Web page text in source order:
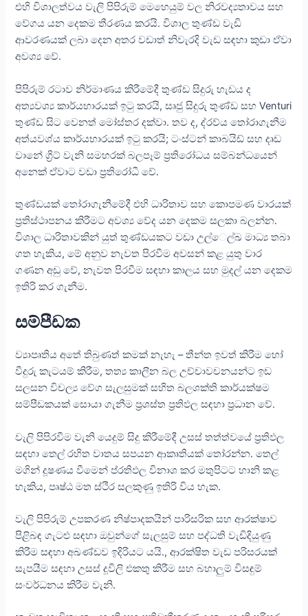
එහි විශාලත්වය වැලි පිපිරුම් මෙහෙයුම් වල නිරවද්‍යතාවය සහ
වේගය යන දෙකම තීරණය කරයි. විශාල තුණ්ඩ වැඩි
ආවරණයක් ලබා දෙන අතර වඩාත් නිවැරදි වැඩ සඳහා කුඩා ඒවා
අවශ්‍ය වේ.
පිපිරුම් රටාව නිර්මාණය කිරීමේදී තුණ්ඩ සිදුරු හැඩය ද
අත්‍යවශ්‍ය කාර්යභාරයක් ඉටු කරයි, සෘජු සිදුරු තුණ්ඩ සහ Venturi
තුණ්ඩ සිට වෙනත් මෝස්තර දක්වා. තව ද, ද්රව්ය තෝරාගැනීම
අත්යවශ්ය කාර්යභාරයක් ඉටු කරයි; ටංස්ටන් කාබයිඩ් සහ දෘඩ
වානේ ග්‍රිට් වැනි සමහරක් බලපෑම් ප්‍රතිරෝධය සම්බන්ධයෙන්
අනෙක් ඒවාට වඩා ප්‍රතිරෝධී වේ.
තුණ්ඩයක් තෝරාගැනීමේදී එහි ධාරිතාව සහ කොපමණ වාරයක්
ප්‍රතිස්ථාපනය කිරීමට අවශ්‍ය වේද යන දෙකම සලකා බලන්න.
විශාල ධාරිතාවකින් යුත් තුණ්ඩයකට වඩා උල්ෙල්ඛ මාධ්‍ය තබා
ගත හැකිය, මේ අනුව නැවත පිරවීම අවසන් කළ යුතු වාර
ගණන අඩු වේ, නැවත පිරවීම සඳහා කාලය සහ මුදල් යන දෙකම
ඉතිරි කර ගැනීම.
සම්පීඩක
ව්‍යාපෘතිය අතේ තිබුණත් කමක් නැහැ – තීන්ත ඉවත් කිරීම හෝ
වීදුරු කැටයම් කිරීම, තත්‍ය කාලීන බල උච්චාවචනයන්ට ඉඩ
සලසන විචල්‍ය වේග සැලසුමක් සහිත බලශක්ති කාර්යක්ෂම
සම්පීඩකයක් සොයා ගැනීම ප්‍රශස්ත ප්‍රතිඵල සඳහා ප්‍රධාන වේ.
වැලි පිපිරවීම වැනි යෙදුම් සිදු කිරීමේදී උසස් තත්ත්වයේ ප්‍රතිඵල
සඳහා තෙල් රහිත වාතය සපයන ආකෘතියක් තෝරන්න. තෙල්
මගින් දූෂණය වීමෙන් ප්රතිඵල විනාශ කර මතුපිටට හානි කළ
හැකිය, පෘෂ්ඨ මත ස්ථිර සලකුණු ඉතිරි විය හැක.
වැලි පිපිරුම් උපකරණ නිෂ්පාදකයින් පාරිසරික සහ ආරක්ෂාව
පිළිබඳ ගැටළු සඳහා ඔවුන්ගේ සැලසුම් සහ පද්ධති වැඩිදියුණු
කිරීම සඳහා අඛණ්ඩව ඉදිරියට යයි., ආරක්ෂිත වැඩ පරිසරයක්
සැපයීම සඳහා උසස් දූවිලි එකතු කිරීම සහ බහාලුම් විසඳුම්
සංවර්ධනය කිරීම වැනි.